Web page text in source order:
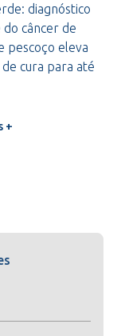
diagnóstico
do câncer de
pescoço eleva
de cura para até
+